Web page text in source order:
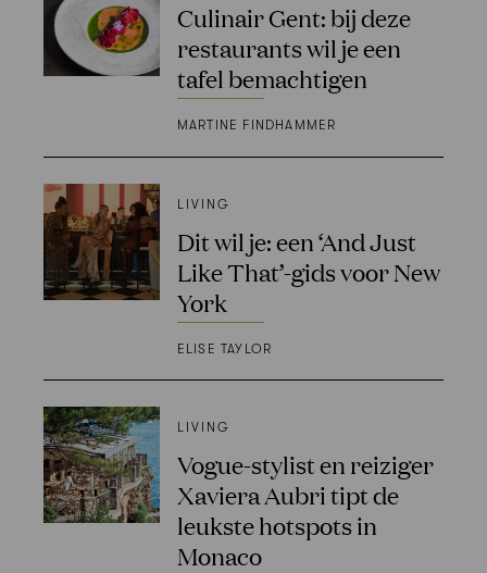
Culinair Gent: bij deze
restaurants wil je een
tafel bemachtigen
MARTINE FINDHAMMER
LIVING
Dit wil je: een ‘And Just
Like That’-gids voor New
York
ELISE TAYLOR
LIVING
Vogue-stylist en reiziger
Xaviera Aubri tipt de
leukste hotspots in
Monaco